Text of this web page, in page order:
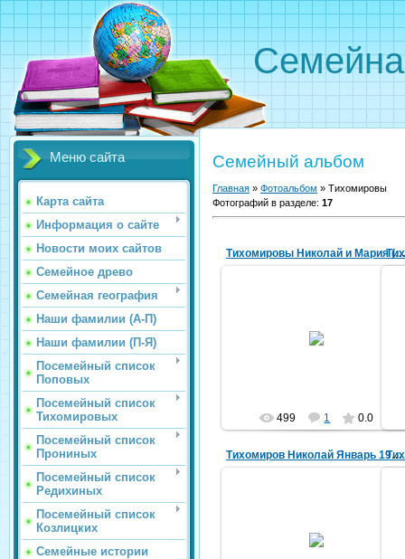
Меню сайта
Карта сайта
Информация о сайте
Новости моих сайтов
Семейное древо
Семейная география
Наши фамилии (А-П)
Наши фамилии (П-Я)
Посемейный список
Поповых
Посемейный список
Тихомировых
Посемейный список
Прониных
Посемейный список
Редихиных
Посемейный список
Козлицких
Семейные истории
Семейный альбом
Главная » Фотоальбом » Тихомировы
Фотографий в разделе: 17
Тихомировы Николай и Мария (справа)
499 1 0.0
Тихомиров Николай Январь 1944 г. (справа)